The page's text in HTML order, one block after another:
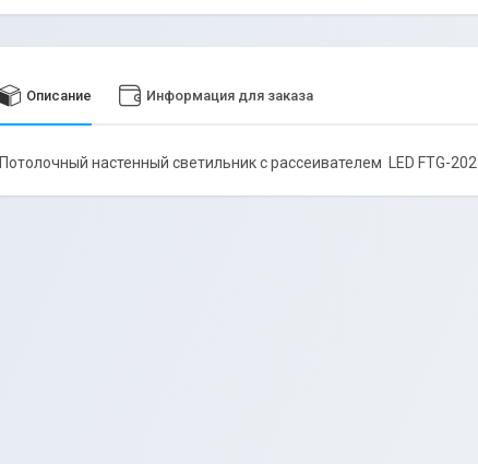
Описание Информация для заказа
Потолочный настенный светильник с рассеивателем LED FTG-